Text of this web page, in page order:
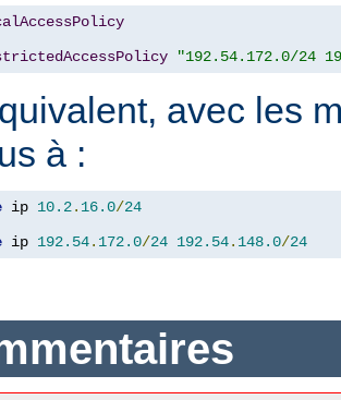
"192.54.172.0/24
avec les
à :
ip 10.2. 16.0/24
ip 192.54. 172.0/24 192.54. 148.0/24